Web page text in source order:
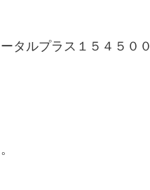
タルプラス１５４５００